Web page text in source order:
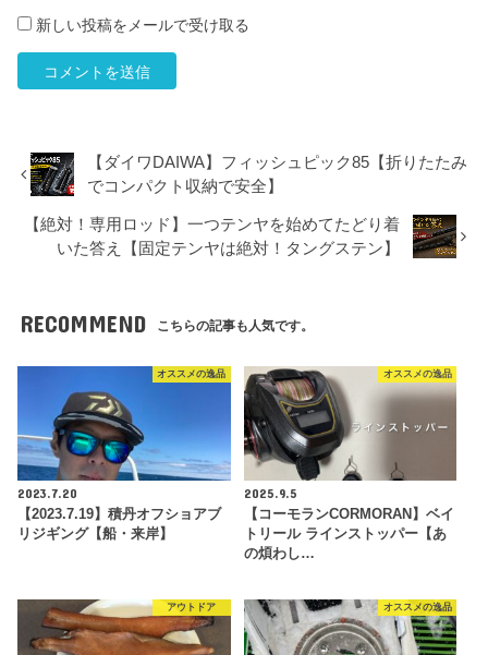
新しい投稿をメールで受け取る
【ダイワDAIWA】フィッシュピック85【折りたたみ
でコンパクト収納で安全】
【絶対！専用ロッド】一つテンヤを始めてたどり着
いた答え【固定テンヤは絶対！タングステン】
RECOMMEND こちらの記事も人気です。
オススメの逸品
2023.7.20
【2023.7.19】積丹オフショアブ
リジギング【船・来岸】
オススメの逸品
2025.9.5
【コーモランCORMORAN】ベイ
トリール ラインストッパー【あ
の煩わし…
アウトドア オススメの逸品